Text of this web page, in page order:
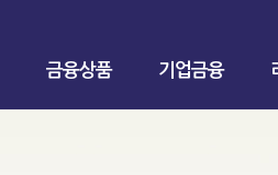
금융상품 기업금융